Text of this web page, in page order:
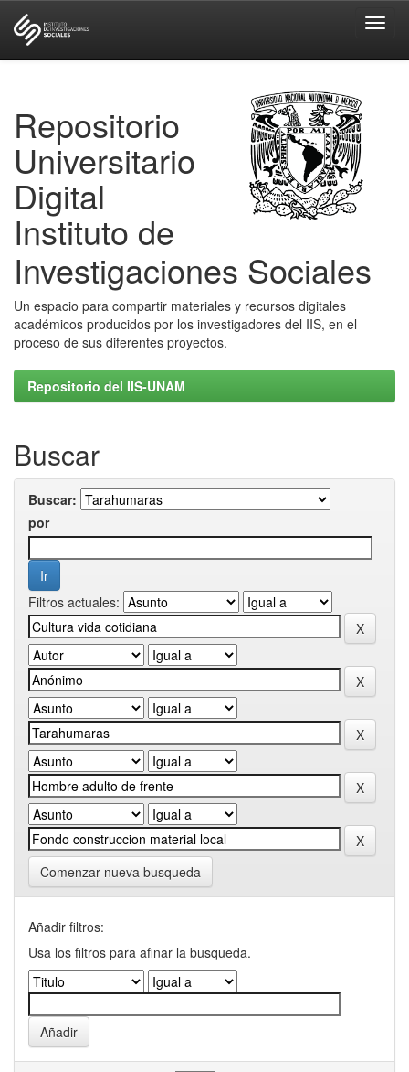
Repositorio
Universitario
Digital
Instituto de
Investigaciones Sociales
Un espacio para compartir materiales y recursos digitales
académicos producidos por los investigadores del IIS, en el
proceso de sus diferentes proyectos.
Repositorio del IIS-UNAM
Buscar
Buscar:
por
Filtros actuales:
Comenzar nueva busqueda
Añadir filtros:
Usa los filtros para afinar la busqueda.